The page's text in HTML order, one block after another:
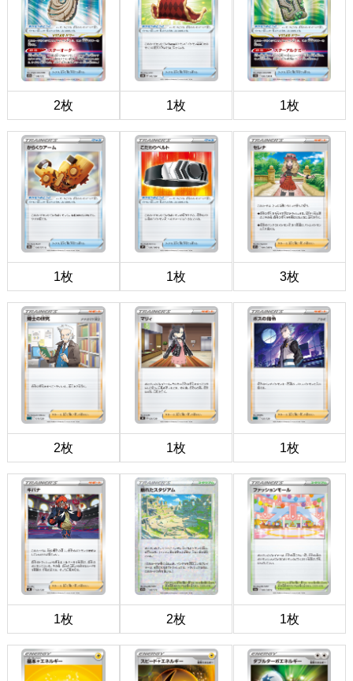
2枚 1枚 1枚
1枚 1枚 3枚
2枚 1枚 1枚
1枚 2枚 1枚